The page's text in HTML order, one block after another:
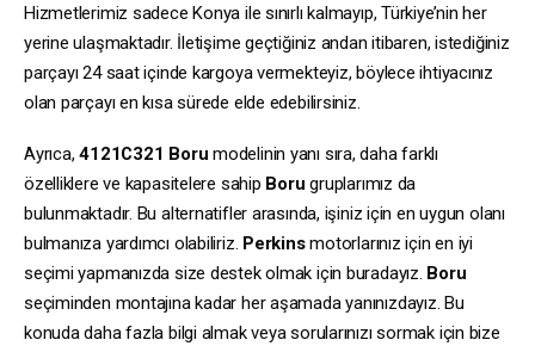
Hizmetlerimiz sadece Konya ile sınırlı kalmayıp, Türkiye’nin her
yerine ulaşmaktadır. İletişime geçtiğiniz andan itibaren, istediğiniz
parçayı 24 saat içinde kargoya vermekteyiz, böylece ihtiyacınız
olan parçayı en kısa sürede elde edebilirsiniz.
Ayrıca,4121C321 Boru modelinin yanı sıra, daha farklı
özelliklere ve kapasitelere sahip Boru gruplarımız da
bulunmaktadır. Bu alternatifler arasında, işiniz için en uygun olanı
bulmanıza yardımcı olabiliriz. Perkinsmotorlarınız için en iyi
seçimi yapmanızda size destek olmak için buradayız. Boru
seçiminden montajına kadar her aşamada yanınızdayız. Bu
konuda daha fazla bilgi almak veya sorularınızı sormak için bize